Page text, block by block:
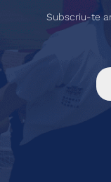
Subscriu-te